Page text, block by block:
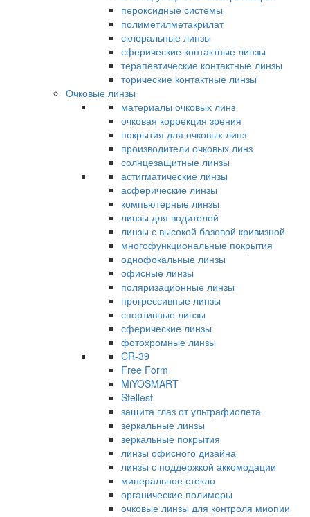
пероксидные системы
полиметилметакрилат
склеральные линзы
сферические контактные линзы
терапевтические контактные линзы
торические контактные линзы
Очковые линзы
материалы очковых линз
очковая коррекция зрения
покрытия для очковых линз
производители очковых линз
солнцезащитные линзы
астигматические линзы
асферические линзы
компьютерные линзы
линзы для водителей
линзы с высокой базовой кривизной
многофункциональные покрытия
однофокальные линзы
офисные линзы
поляризационные линзы
прогрессивные линзы
спортивные линзы
сферические линзы
фотохромные линзы
CR-39
Free Form
MiYOSMART
Stellest
защита глаз от ультрафиолета
зеркальные линзы
зеркальные покрытия
линзы офисного дизайна
линзы с поддержкой аккомодации
минеральное стекло
органические полимеры
очковые линзы для контроля миопии